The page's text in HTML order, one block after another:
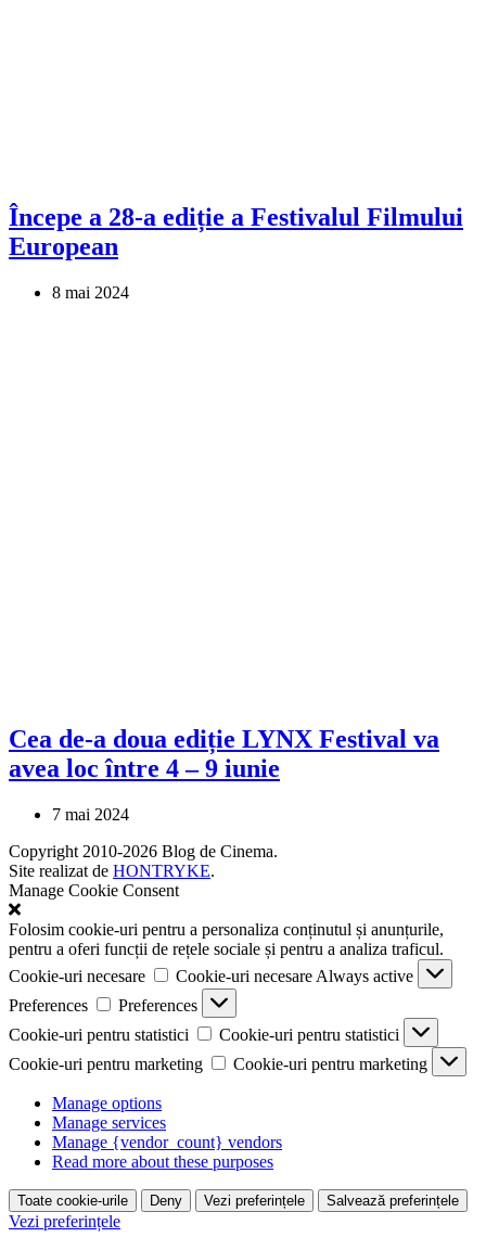
Începe a 28-a ediție a Festivalul Filmului
European
8 mai 2024
Cea de-a doua ediție LYNX Festival va
avea loc între 4 – 9 iunie
7 mai 2024
Copyright 2010-2026 Blog de Cinema.
Site realizat de HONTRYKE.
Manage Cookie Consent
Folosim cookie-uri pentru a personaliza conținutul și anunțurile,
pentru a oferi funcții de rețele sociale și pentru a analiza traficul.
Cookie-uri necesare
Cookie-uri necesare Always active
Preferences
Preferences
Cookie-uri pentru statistici
Cookie-uri pentru statistici
Cookie-uri pentru marketing
Cookie-uri pentru marketing
Manage options
Manage services
Manage {vendor_count} vendors
Read more about these purposes
Toate cookie-urile Deny Vezi preferințele Salvează preferințele
Vezi preferințele